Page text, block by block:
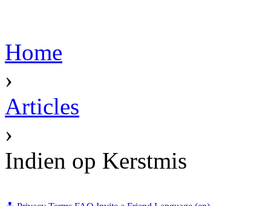
Home
›
Articles
›
Indien op Kerstmis